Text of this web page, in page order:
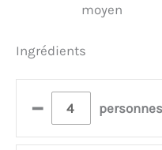
moyen
Ingrédients
– personnes